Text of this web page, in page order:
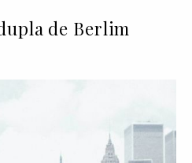
de Berlim